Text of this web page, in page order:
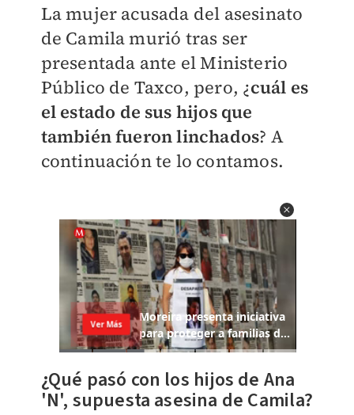
La mujer acusada del asesinato
de Camila murió tras ser
presentada ante el Ministerio
Público de Taxco, pero, ¿cuál es
el estado de sus hijos que
también fueron linchados? A
continuación te lo contamos.
¿Qué pasó con los hijos de Ana
'N', supuesta asesina de Camila?